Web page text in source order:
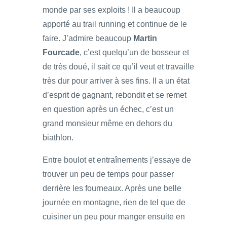
monde par ses exploits ! Il a beaucoup
apporté au trail running et continue de le
faire. J’admire beaucoup Martin
Fourcade, c’est quelqu’un de bosseur et
de très doué, il sait ce qu’il veut et travaille
très dur pour arriver à ses fins. Il a un état
d’esprit de gagnant, rebondit et se remet
en question après un échec, c’est un
grand monsieur même en dehors du
biathlon.
Entre boulot et entraînements j’essaye de
trouver un peu de temps pour passer
derrière les fourneaux. Après une belle
journée en montagne, rien de tel que de
cuisiner un peu pour manger ensuite en